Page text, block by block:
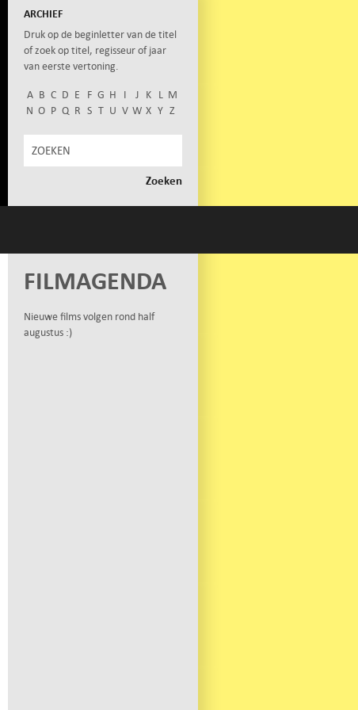
ARCHIEF
Druk op de beginletter van de titel
of zoek op titel, regisseur of jaar
van eerste vertoning.
A B C D E F G H I J K L M
N O P Q R S T U V W X Y Z
FILMAGENDA
Nieuwe films volgen rond half
augustus :)